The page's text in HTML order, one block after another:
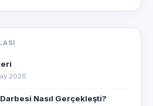
2026
Nasıl Gerçekleşti?